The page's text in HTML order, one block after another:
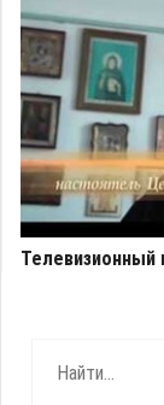
Телевизионный